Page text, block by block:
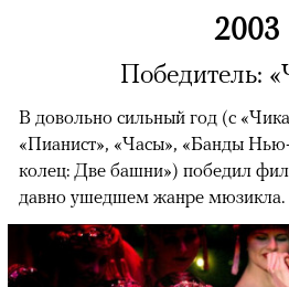
2003
Победитель:
В довольно сильный год (с
«Пианист», «Часы», «Банды
колец: Две башни») победил
давно ушедшем жанре мюзикла.